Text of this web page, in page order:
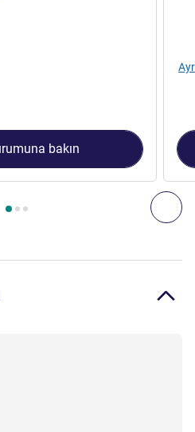
Room with Balcony - 1
bakın